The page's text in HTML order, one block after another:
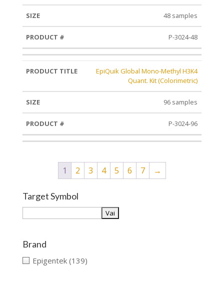
48 samples
P-3024-48
EpiQuik Global Mono-Methyl H3K4
Quant. Kit (Colorimetric)
96 samples
P-3024-96
1 2 3 4 5 6 7 →
Target Symbol
Brand
Epigentek (139)